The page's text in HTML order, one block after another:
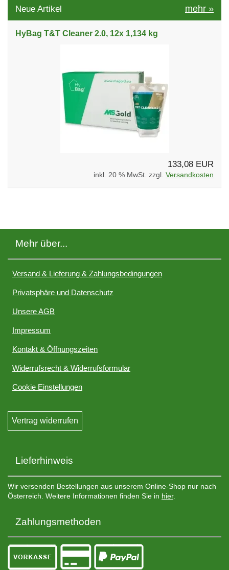
Neue Artikel mehr »
HyBag T&T Cleaner 2.0, 12x 1,134 kg
133,08 EUR
inkl. 20 % MwSt. zzgl. Versandkosten
Mehr über...
Versand & Lieferung & Zahlungsbedingungen
Privatsphäre und Datenschutz
Unsere AGB
Impressum
Kontakt & Öffnungszeiten
Widerrufsrecht & Widerrufsformular
Cookie Einstellungen
Vertrag widerrufen
Lieferhinweis
Wir versenden Bestellungen aus unserem Online-Shop nur nach
Österreich. Weitere Informationen finden Sie in hier.
Zahlungsmethoden